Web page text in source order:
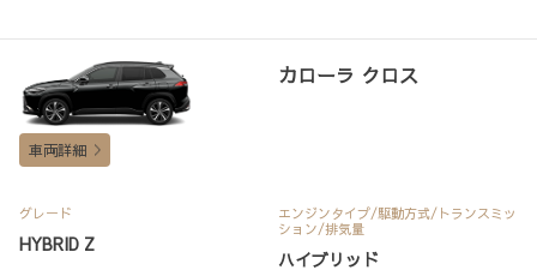
カローラ クロス
車両詳細
グレード
HYBRID Z
エンジンタイプ/駆動方式/ トランスミッ
ション/排気量
ハイブリッド